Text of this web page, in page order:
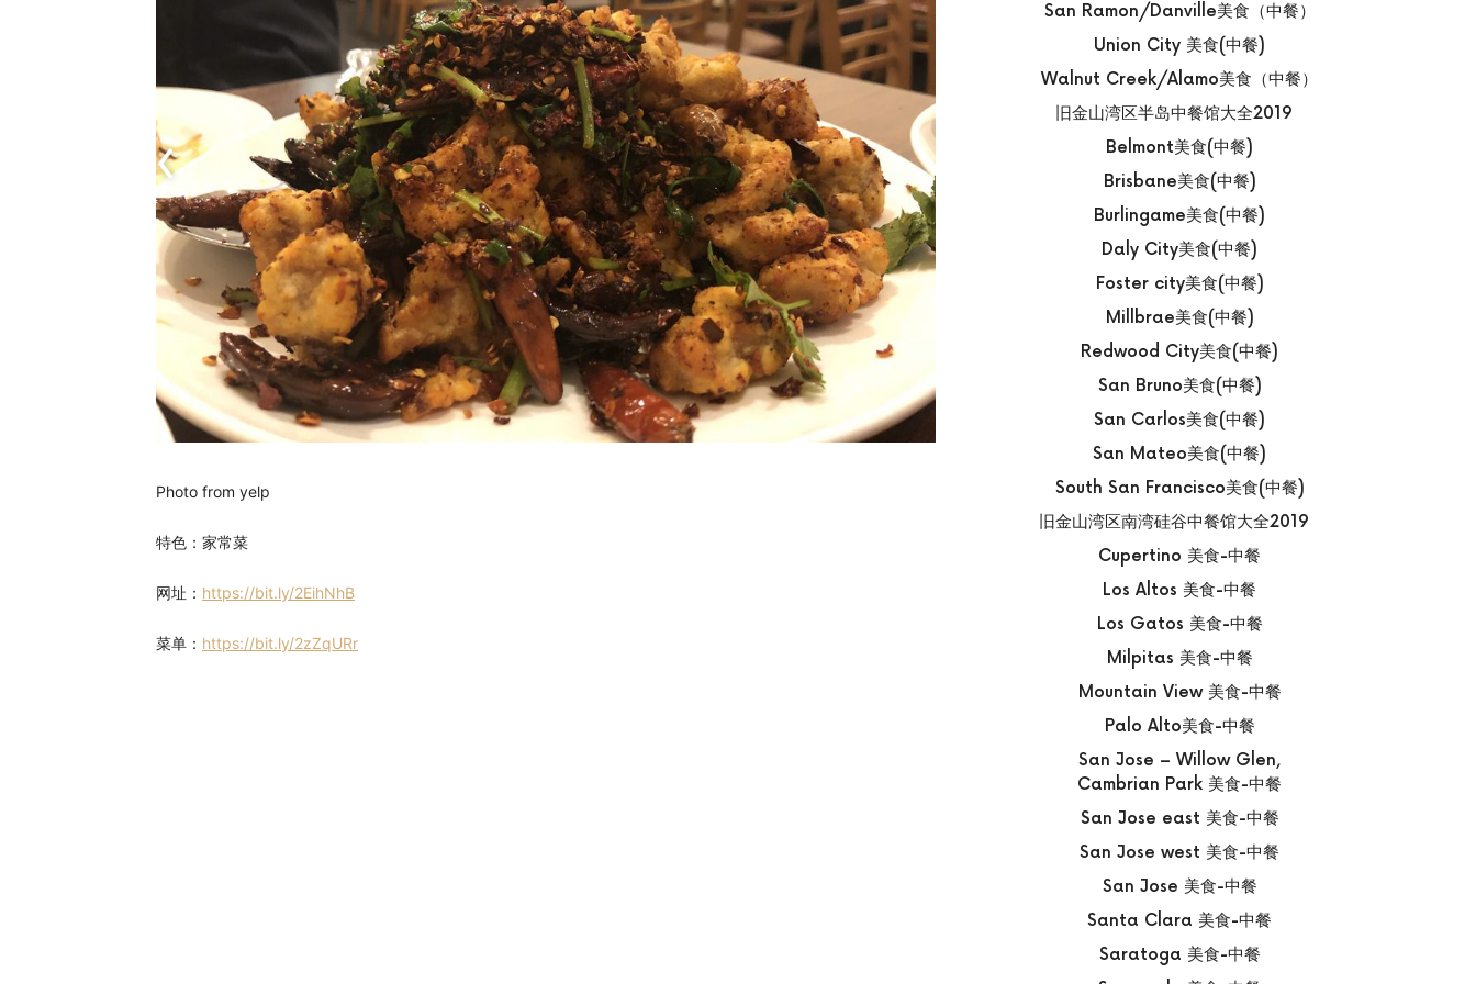
Photo from yelp
特色：家常菜
网址： https://bit.ly/2EihNhB
菜单： https://bit.ly/2zZqURr
San Ramon/Danville美食（中餐）
Union City 美食(中餐)
Walnut Creek/Alamo美食（中餐）
旧金山湾区半岛中餐馆大全2019
Belmont美食(中餐)
Brisbane美食(中餐)
Burlingame美食(中餐)
Daly City美食(中餐)
Foster city美食(中餐)
Millbrae美食(中餐)
Redwood City美食(中餐)
San Bruno美食(中餐)
San Carlos美食(中餐)
San Mateo美食(中餐)
South San Francisco美食(中餐)
旧金山湾区南湾硅谷中餐馆大全2019
Cupertino 美食-中餐
Los Altos 美食-中餐
Los Gatos 美食-中餐
Milpitas 美食-中餐
Mountain View 美食-中餐
Palo Alto美食-中餐
San Jose – Willow Glen,
Cambrian Park 美食-中餐
San Jose east 美食-中餐
San Jose west 美食-中餐
San Jose 美食-中餐
Santa Clara 美食-中餐
Saratoga 美食-中餐